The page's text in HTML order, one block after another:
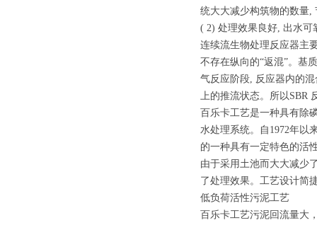
统大大减少构筑物的数量,
( 2) 处理效果良好, 出水可
连续流生物处理反应器主
不存在纵向的“返混”。基
气反应阶段, 反应器内的
上的推流状态。所以SBR
百乐卡工艺是一种具有除
水处理系统。自1972年以
的一种具有一定特色的活
由于采用土池而大大减少
了处理效果。工艺设计简
低负荷活性污泥工艺
百乐卡工艺污泥回流量大